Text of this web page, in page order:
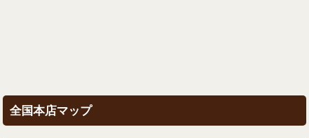
全国本店マップ